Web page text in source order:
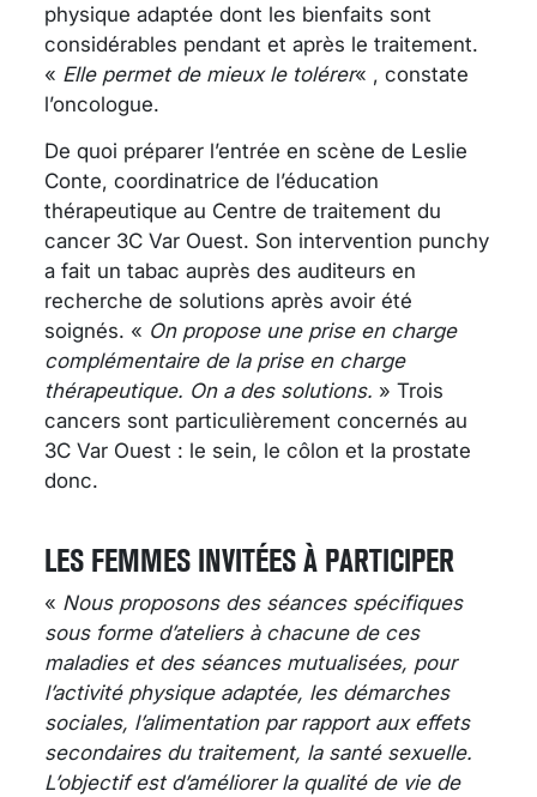
physique adaptée dont les bienfaits sont
considérables pendant et après le traitement.
« Elle permet de mieux le tolérer« , constate
l’oncologue.
De quoi préparer l’entrée en scène de Leslie
Conte, coordinatrice de l’éducation
thérapeutique au Centre de traitement du
cancer 3C Var Ouest. Son intervention punchy
a fait un tabac auprès des auditeurs en
recherche de solutions après avoir été
soignés. « On propose une prise en charge
complémentaire de la prise en charge
thérapeutique. On a des solutions. » Trois
cancers sont particulièrement concernés au
3C Var Ouest : le sein, le côlon et la prostate
donc.
LES FEMMES INVITÉES À PARTICIPER
« Nous proposons des séances spécifiques
sous forme d’ateliers à chacune de ces
maladies et des séances mutualisées, pour
l’activité physique adaptée, les démarches
sociales, l’alimentation par rapport aux effets
secondaires du traitement, la santé sexuelle.
L’objectif est d’améliorer la qualité de vie de